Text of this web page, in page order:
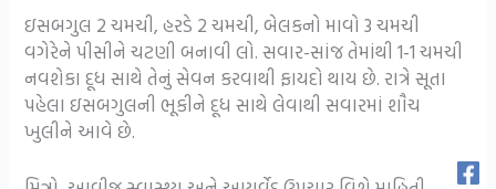
ઇસબગુલ 2 ચમચી, હરડે 2 ચમચી, બેલકનો માવો 3 ચમચી
વગેરેને પીસીને ચટણી બનાવી લો. સવાર-સાંજ તેમાંથી 1-1 ચમચી
નવશેકા દૂધ સાથે તેનું સેવન કરવાથી ફાયદો થાય છે. રાત્રે સૂતા
પહેલા ઇસબગુલની ભૂકીને દૂધ સાથે લેવાથી સવારમાં શૌચ
ખુલીને આવે છે.